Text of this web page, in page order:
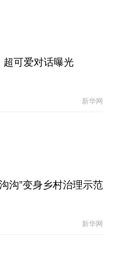
可爱对话曝光
新华网
沟沟”变身乡村治理示范
新华网